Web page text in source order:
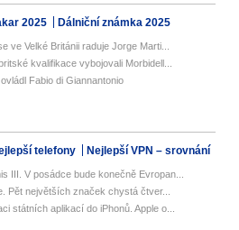
2025 Dálniční známka 2025
ve Velké Británii raduje Jorge Marti...
kvalifikace vybojovali Morbidell...
Fabio di Giannantonio
telefony Nejlepší VPN – srovnání
III. V posádce bude konečně Evropan...
Pět největších značek chystá čtver...
státních aplikací do iPhonů. Apple o...